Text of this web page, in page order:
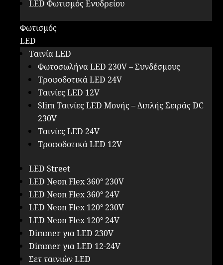
LED Φωτισμός Ενυδρείου
Φωτισμός
LED
Ταινία LED
Φωτοσωλήνα LED 230V – Συνδέσμους
Τροφοδοτικά LED 24V
Ταινίες LED 12V
Slim Ταινίες LED Μονής – Διπλής Σειράς DC
230V
Ταινίες LED 24V
Τροφοδοτικά LED 12V
LED Street
LED Neon Flex 360° 230V
LED Neon Flex 360° 24V
LED Neon Flex 120° 230V
LED Neon Flex 120° 24V
Dimmer για LED 230V
Dimmer για LED 12-24V
Σετ ταινιών LED